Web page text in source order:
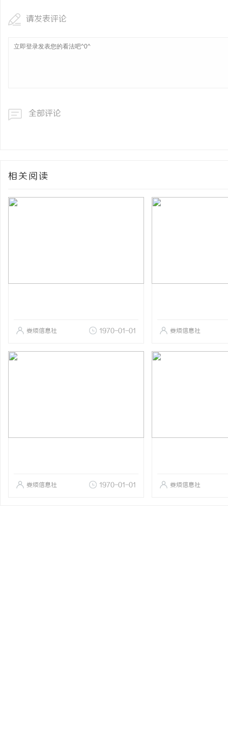
请发表评论
全部评论
相关阅读
娄烦信息社 1970-01-01 娄烦信息社
娄烦信息社 1970-01-01 娄烦信息社